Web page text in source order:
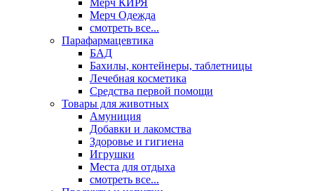
Мерч КИРЯ
Мерч Одежда
смотреть все...
Парафармацевтика
БАД
Бахилы, контейнеры, таблетницы
Лечебная косметика
Средства первой помощи
Товары для животных
Амуниция
Добавки и лакомства
Здоровье и гигиена
Игрушки
Места для отдыха
смотреть все...